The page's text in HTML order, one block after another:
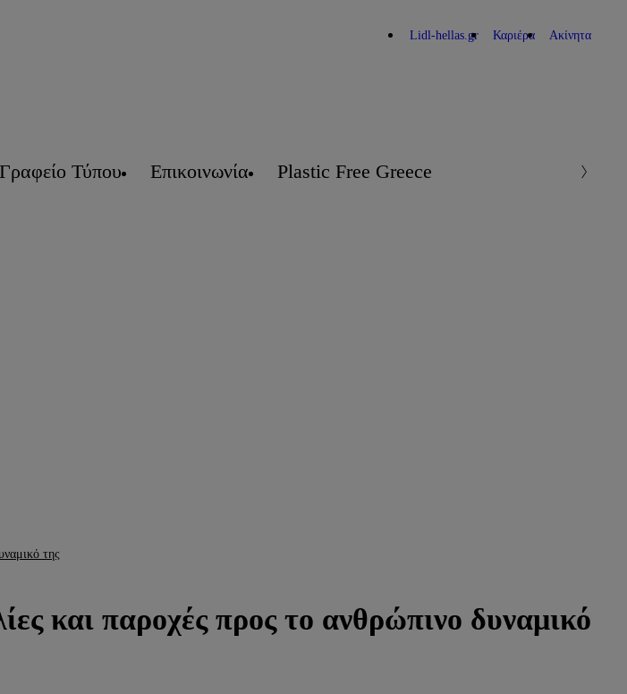
Lidl-hellas.gr Καριέρα Ακίνητα
Γραφείο Τύπου Επικοινωνία Plastic Free Greece
της
και παροχές προς το ανθρώπινο δυναμικό